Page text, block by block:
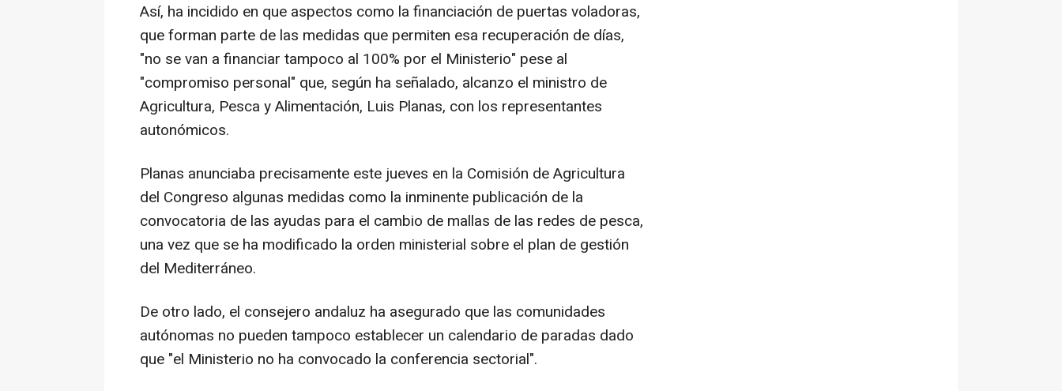
Así, ha incidido en que aspectos como la financiación de puertas voladoras,
que forman parte de las medidas que permiten esa recuperación de días,
"no se van a financiar tampoco al 100% por el Ministerio" pese al
"compromiso personal" que, según ha señalado, alcanzo el ministro de
Agricultura, Pesca y Alimentación, Luis Planas, con los representantes
autonómicos.
Planas anunciaba precisamente este jueves en la Comisión de Agricultura
del Congreso algunas medidas como la inminente publicación de la
convocatoria de las ayudas para el cambio de mallas de las redes de pesca,
una vez que se ha modificado la orden ministerial sobre el plan de gestión
del Mediterráneo.
De otro lado, el consejero andaluz ha asegurado que las comunidades
autónomas no pueden tampoco establecer un calendario de paradas dado
que "el Ministerio no ha convocado la conferencia sectorial".